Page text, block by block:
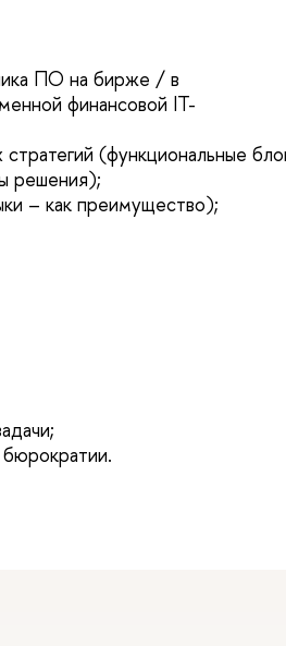
ПО на бирже / в
финансовой IT-
(функциональные
решения);
– как преимущество);